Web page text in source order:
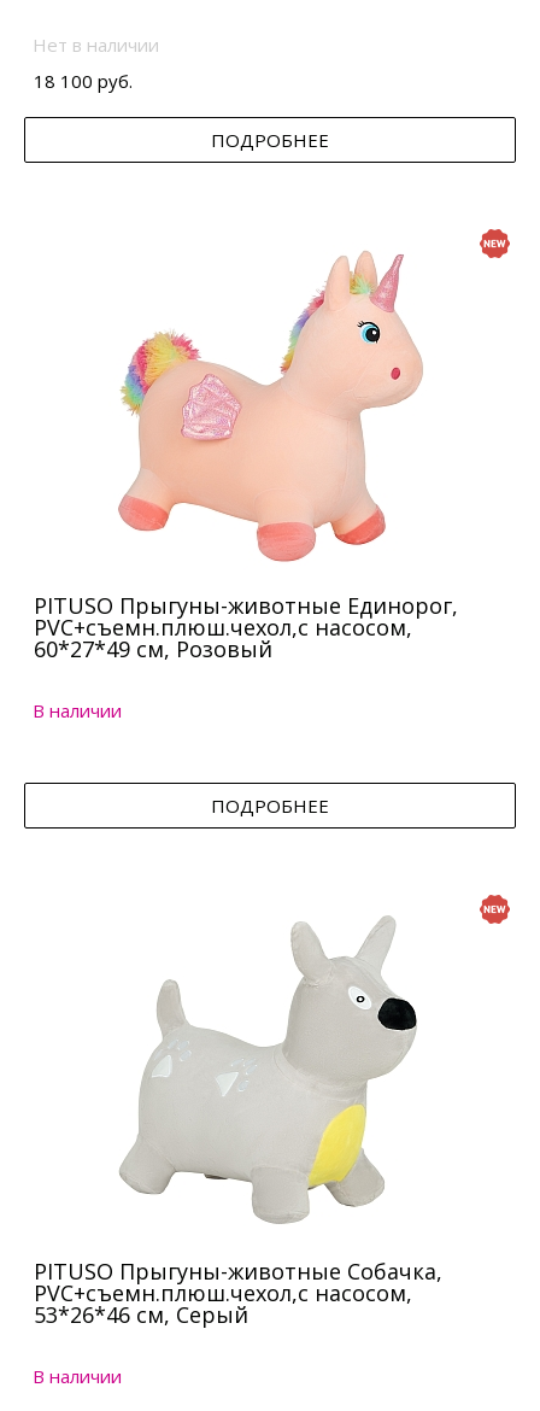
Нет в наличии
18 100 руб.
ПОДРОБНЕЕ
PITUSO Прыгуны-животные Единорог,
PVC+съемн.плюш.чехол,с насосом,
60*27*49 см, Розовый
В наличии
ПОДРОБНЕЕ
PITUSO Прыгуны-животные Собачка,
PVC+съемн.плюш.чехол,с насосом,
53*26*46 см, Серый
В наличии